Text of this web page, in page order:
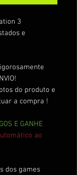
3
e
do produto e
a compra !
E GANHE
ao
dos games